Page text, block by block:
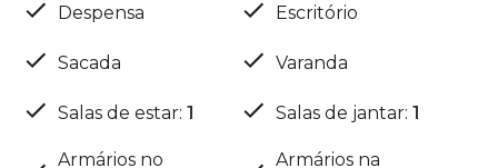
Despensa Escritório
Sacada Varanda
Salas de estar: 1 Salas de jantar: 1
Armários no
Armários na